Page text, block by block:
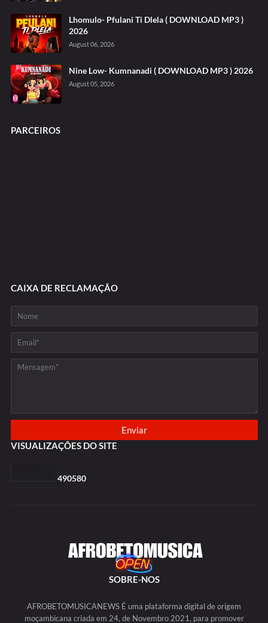
Lhomulo- Pfulani Ti Dlela ( DOWNLOAD MP3 )
2026
August 06, 2026
Nine Low- Kumnanadi ( DOWNLOAD MP3 ) 2026
August 05, 2026
PARCEIROS
CAIXA DE RECLAMAÇÃO
VISUALIZAÇÕES DO SITE
490580
SOBRE-NOS
AFROBETOMUSICANEWS É uma plataforma digital de origem
moçambicana criada em 24, de Novembro 2021, para promover